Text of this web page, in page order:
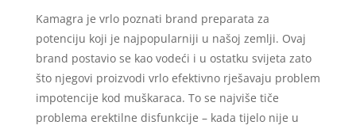
Kamagra je vrlo poznati brand preparata za
potenciju koji je najpopularniji u našoj zemlji. Ovaj
brand postavio se kao vodeći i u ostatku svijeta zato
što njegovi proizvodi vrlo efektivno rješavaju problem
impotencije kod muškaraca. To se najviše tiče
problema erektilne disfunkcije – kada tijelo nije u